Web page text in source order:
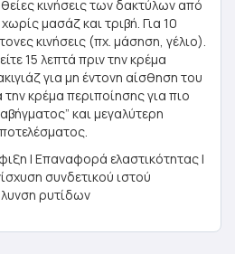
κινήσεις των δακτύλων από
μασάζ και τριβή. Για 10
κινήσεις (πχ. μάσηση, γέλιο).
15 λεπτά πριν την κρέμα
για μη έντονη αίσθηση του
την κρέμα περιποίησης για πιο
και μεγαλύτερη
| Επαναφορά ελαστικότητας |
συνδετικού ιστού
ρυτίδων